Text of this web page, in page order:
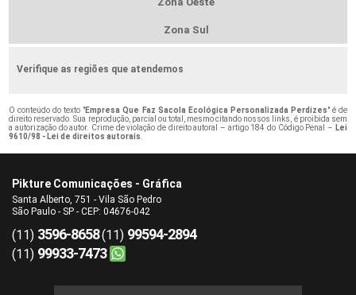
Zona Sul
Verifique as regiões que atendemos
O conteúdo do texto "Empresa Que Faz Sacola Ecológica Personalizada Perdizes" é de
direito reservado. Sua reprodução, parcial ou total, mesmo citando nossos links, é proibida sem
a autorização do autor. Crime de violação de direito autoral – artigo 184 do Código Penal – Lei
9610/98 - Lei de direitos autorais
Pikture Comunicações - Gráfica
Santa Alberto, 751 - Vila São Pedro
São Paulo - SP - CEP: 04676-042
(11) 3596-8658(11) 99594-2894
(11) 99933-7473